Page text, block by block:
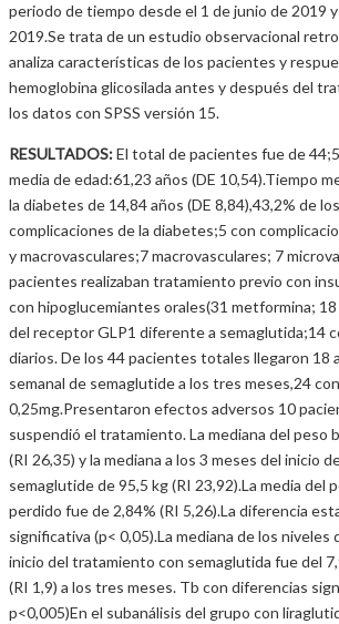
periodo de tiempo desde el 1 de junio de 2019
2019.Se trata de un estudio observacional
analiza características de los pacientes y
hemoglobina glicosilada antes y después del
los datos con SPSS versión 15.
RESULTADOS:El total de pacientes fue de
media de edad:61,23 años (DE 10,54).Tiempo
la diabetes de 14,84 años (DE 8,84),43,2% de
complicaciones de la diabetes;5 con
y macrovasculares;7 macrovasculares; 7
pacientes realizaban tratamiento previo con
con hipoglucemiantes orales(31 metformina; 18
del receptor GLP1 diferente a semaglutida;14
diarios. De los 44 pacientes totales llegaron 18
semanal de semaglutide a los tres meses,24
0,25mg.Presentaron efectos adversos 10
suspendió el tratamiento. La mediana del peso
(RI 26,35) y la mediana a los 3 meses del inicio
semaglutide de 95,5 kg (RI 23,92).La media del
perdido fue de 2,84% (RI 5,26).La diferencia
significativa (p< 0,05).La mediana de los niveles
inicio del tratamiento con semaglutida fue del
(RI 1,9) a los tres meses. Tb con diferencias
p<0,005)En el subanálisis del grupo con